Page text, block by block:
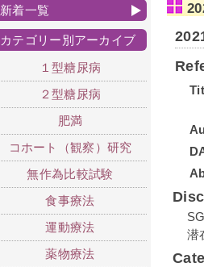
潜
新着一覧
カテゴリー別アーカイブ
１型糖尿病
２型糖尿病
肥満
コホート（観察）研究
無作為比較試験
食事療法
運動療法
薬物療法